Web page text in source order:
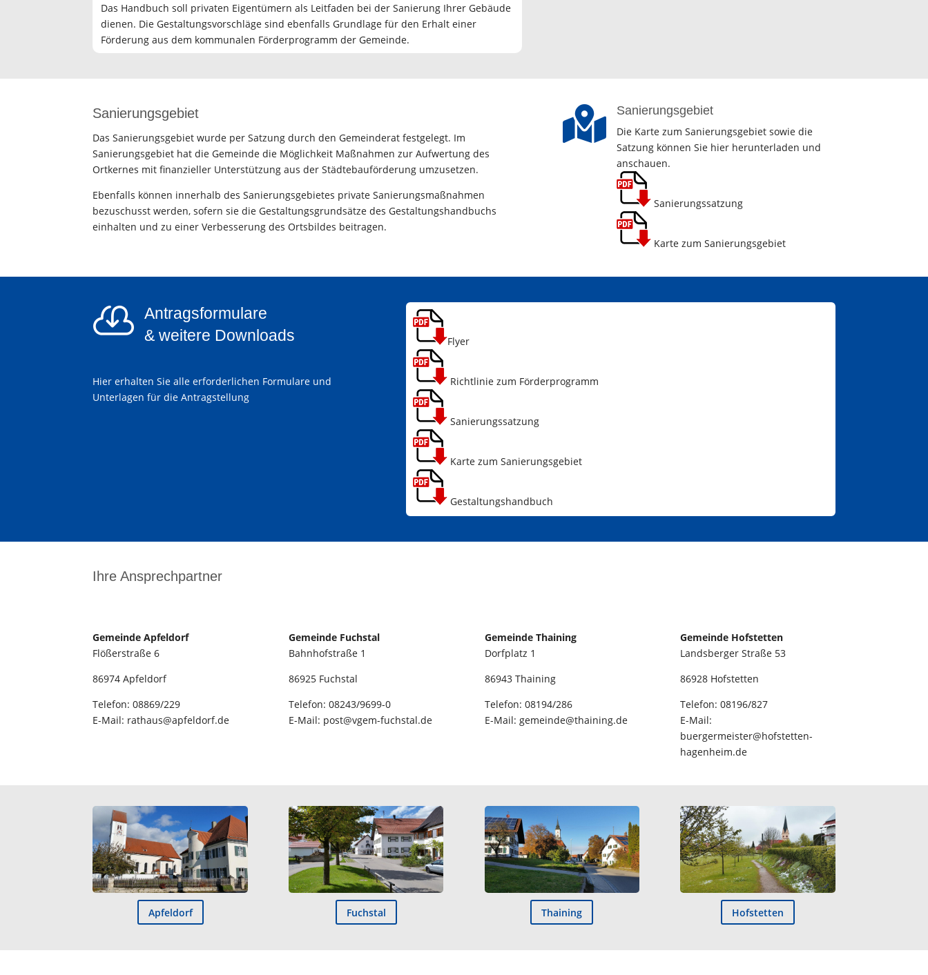
Das Handbuch soll privaten Eigentümern als Leitfaden bei der Sanierung Ihrer Gebäude
dienen. Die Gestaltungsvorschläge sind ebenfalls Grundlage für den Erhalt einer
Förderung aus dem kommunalen Förderprogramm der Gemeinde.
Sanierungsgebiet
Das Sanierungsgebiet wurde per Satzung durch den Gemeinderat festgelegt. Im
Sanierungsgebiet hat die Gemeinde die Möglichkeit Maßnahmen zur Aufwertung des
Ortkernes mit finanzieller Unterstützung aus der Städtebauförderung umzusetzen.
Ebenfalls können innerhalb des Sanierungsgebietes private Sanierungsmaßnahmen
bezuschusst werden, sofern sie die Gestaltungsgrundsätze des Gestaltungshandbuchs
einhalten und zu einer Verbesserung des Ortsbildes beitragen.
 Sanierungsgebiet
Die Karte zum Sanierungsgebiet sowie die
Satzung können Sie hier herunterladen und
anschauen.
Sanierungssatzung
Karte zum Sanierungsgebiet
 Antragsformulare
& weitere Downloads
Hier erhalten Sie alle erforderlichen Formulare und
Unterlagen für die Antragstellung
Flyer
Richtlinie zum Förderprogramm
Sanierungssatzung
Karte zum Sanierungsgebiet
Gestaltungshandbuch
Ihre Ansprechpartner
Gemeinde Apfeldorf
Flößerstraße 6
86974 Apfeldorf
Telefon: 08869/229
E-Mail: rathaus@apfeldorf.de
Gemeinde Fuchstal
Bahnhofstraße 1
86925 Fuchstal
Telefon: 08243/9699-0
E-Mail: post@vgem-fuchstal.de
Gemeinde Thaining
Dorfplatz 1
86943 Thaining
Telefon: 08194/286
E-Mail: gemeinde@thaining.de
Gemeinde Hofstetten
Landsberger Straße 53
86928 Hofstetten
Telefon: 08196/827
E-Mail:
buergermeister@hofstetten-
hagenheim.de
Apfeldorf Fuchstal Thaining Hofstetten